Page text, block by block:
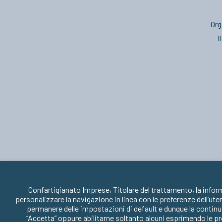
Confartigianato Imprese, Titolare del trattamento, la
personalizzare la navigazione in linea con le preferenze
permanere delle impostazioni di default e dunque la
“Accetta” oppure abilitarne soltanto alcuni esprimendo le